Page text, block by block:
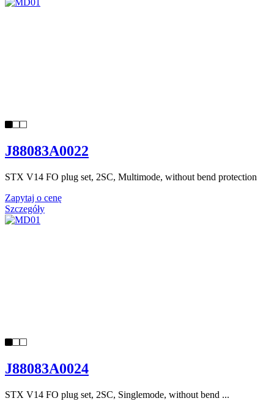
J88083A0022
STX V14 FO plug set, 2SC, Multimode, without bend protection
Zapytaj o cenę
Szczegóły
J88083A0024
STX V14 FO plug set, 2SC, Singlemode, without bend ...